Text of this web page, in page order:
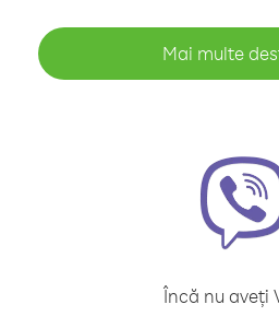
Mai multe
Încă nu aveți